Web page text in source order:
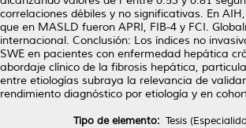
correlaciones débiles y no significativas. En
que en MASLD fueron APRI, FIB-4 y FCI.
internacional. Conclusión: Los índices no
SWE en pacientes con enfermedad hepática
abordaje clínico de la fibrosis hepática,
entre etiologías subraya la relevancia de
rendimiento diagnóstico por etiología y en
Tipo de elemento: Tesis